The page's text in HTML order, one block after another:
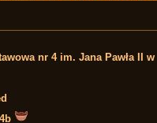
nr 4 im. Jana Pawła II w